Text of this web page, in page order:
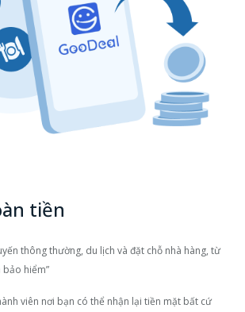
tiền
thông thường, du lịch và đặt chỗ nhà hàng, từ
bảo hiểm”
viên nơi bạn có thể nhận lại tiền mặt bất cứ